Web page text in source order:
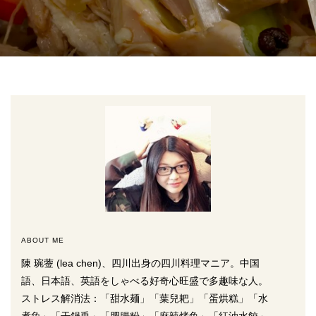
ABOUT ME
陳 琬蓥 (lea chen)、四川出身の四川料理マニア。中国
語、日本語、英語をしゃべる好奇心旺盛で多趣味な人。
ストレス解消法：「甜水麺」「葉兒耙」「蛋烘糕」「水